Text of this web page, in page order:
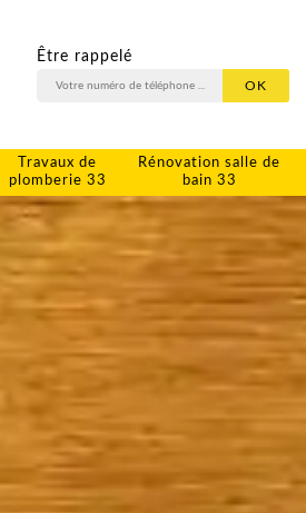
Être rappelé
Travaux de
plomberie 33
Rénovation salle de
bain 33